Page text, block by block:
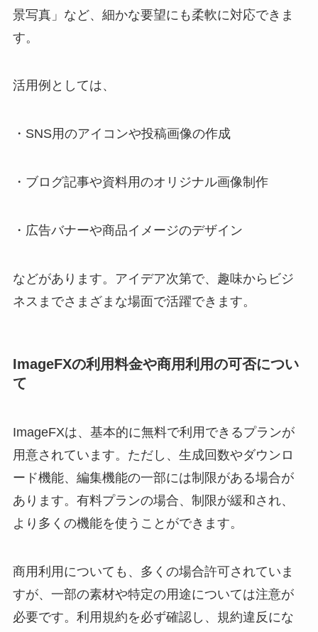
景写真」など、細かな要望にも柔軟に対応できま
す。
活用例としては、
・SNS用のアイコンや投稿画像の作成
・ブログ記事や資料用のオリジナル画像制作
・広告バナーや商品イメージのデザイン
などがあります。アイデア次第で、趣味からビジ
ネスまでさまざまな場面で活躍できます。
ImageFXの利用料金や商用利用の可否につい
て
ImageFXは、基本的に無料で利用できるプランが
用意されています。ただし、生成回数やダウンロ
ード機能、編集機能の一部には制限がある場合が
あります。有料プランの場合、制限が緩和され、
より多くの機能を使うことができます。
商用利用についても、多くの場合許可されていま
すが、一部の素材や特定の用途については注意が
必要です。利用規約を必ず確認し、規約違反にな